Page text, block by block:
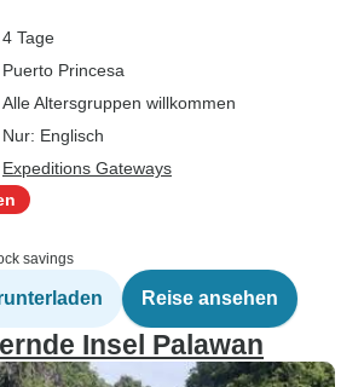
4 Tage
Puerto Princesa
Alle Altersgruppen willkommen
Nur: Englisch
Expeditions Gateways
savings
Reise ansehen
Insel Palawan